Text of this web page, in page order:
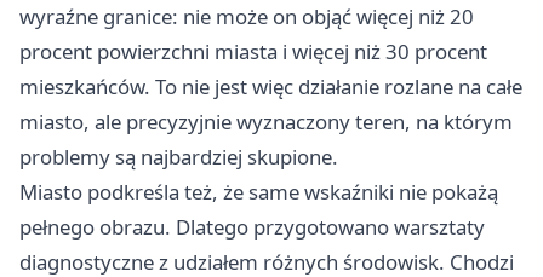
wyraźne granice: nie może on objąć więcej niż 20
procent powierzchni miasta i więcej niż 30 procent
mieszkańców. To nie jest więc działanie rozlane na całe
miasto, ale precyzyjnie wyznaczony teren, na którym
problemy są najbardziej skupione.
Miasto podkreśla też, że same wskaźniki nie pokażą
pełnego obrazu. Dlatego przygotowano warsztaty
diagnostyczne z udziałem różnych środowisk. Chodzi